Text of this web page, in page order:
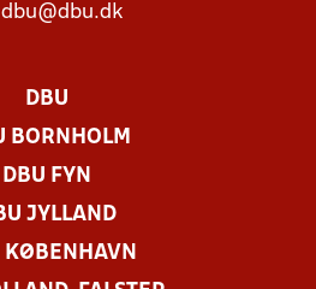
dbu@dbu.dk
DBU
BORNHOLM
DBU FYN
JYLLAND
KØBENHAVN